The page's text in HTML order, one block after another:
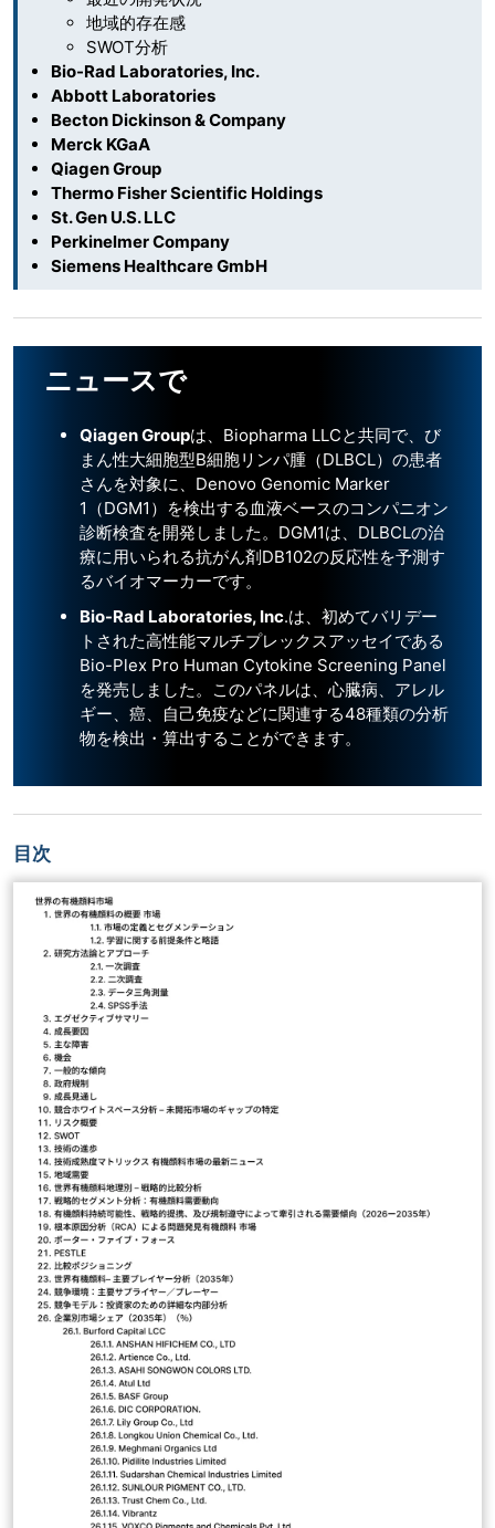
地域的存在感
SWOT分析
Bio-Rad Laboratories, Inc.
Abbott Laboratories
Becton Dickinson & Company
Merck KGaA
Qiagen Group
Thermo Fisher Scientific Holdings
St. Gen U.S. LLC
Perkinelmer Company
Siemens Healthcare GmbH
ニュースで
Qiagen Groupは、Biopharma LLCと共同で、び
まん性大細胞型B細胞リンパ腫（DLBCL）の患者
さんを対象に、Denovo Genomic Marker
1（DGM1）を検出する血液ベースのコンパニオン
診断検査を開発しました。DGM1は、DLBCLの治
療に用いられる抗がん剤DB102の反応性を予測す
るバイオマーカーです。
Bio-Rad Laboratories, Inc.は、初めてバリデー
トされた高性能マルチプレックスアッセイである
Bio-Plex Pro Human Cytokine Screening Panel
を発売しました。このパネルは、心臓病、アレル
ギー、癌、自己免疫などに関連する48種類の分析
物を検出・算出することができます。
目次